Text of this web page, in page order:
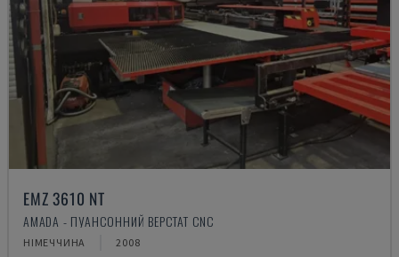
EMZ 3610 NT
AMADA - ПУАНСОННИЙ ВЕРСТАТ CNC
НІМЕЧЧИНА 2008